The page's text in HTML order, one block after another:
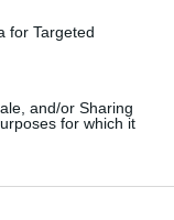
for Targeted
and/or Sharing
for which it